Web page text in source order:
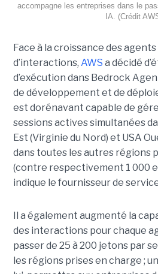
accompagne les entreprises dans le
IA. (Crédit
Face à la croissance des
d’interactions, AWS a décidé
d’exécution dans Bedrock
de développement et de
est dorénavant capable de
sessions actives simultanées
Est (Virginie du Nord) et USA
dans toutes les autres régions
(contre respectivement 1 000
indique le fournisseur de
Il a également augmenté la
des interactions pour chaque
passer de 25 à 200 jetons par
les régions prises en charge ;